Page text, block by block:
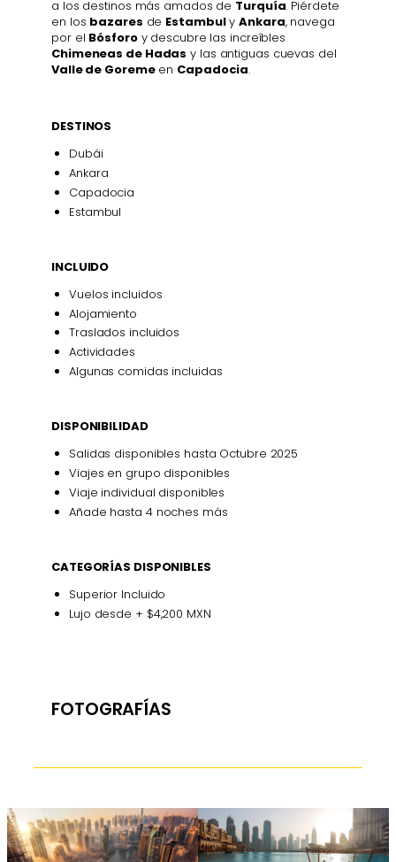
a los destinos más amados de Turquía. Piérdete
en los bazares de EstambulyAnkara, navega
por el Bósforoy descubre las increíbles
Chimeneas de Hadas y las antiguas cuevas del
Valle de Goremeen Capadocia.
DESTINOS
Dubái
Ankara
Capadocia
Estambul
INCLUIDO
Vuelos incluidos
Alojamiento
Traslados incluidos
Actividades
Algunas comidas incluidas
DISPONIBILIDAD
Salidas disponibles hasta Octubre 2025
Viajes en grupo disponibles
Viaje individual disponibles
Añade hasta 4 noches más
CATEGORÍAS DISPONIBLES
Superior Incluido
Lujo desde + $4,200 MXN
FOTOGRAFÍAS